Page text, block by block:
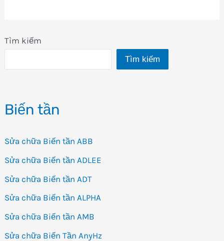
Tìm kiếm
Tìm kiếm
Biến tần
Sửa chữa Biến tần ABB
Sửa chữa Biến tần ADLEE
Sửa chữa Biến tần ADT
Sửa chữa Biến tần ALPHA
Sửa chữa Biến tần AMB
Sửa chữa Biến Tần AnyHz